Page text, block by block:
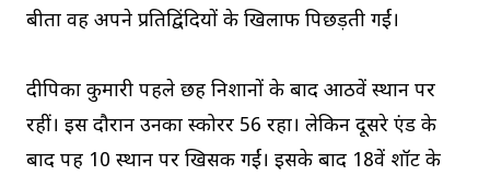
बीता वह अपने प्रतिद्विंदियों के खिलाफ पिछड़ती गईं।
दीपिका कुमारी पहले छह निशानों के बाद आठवें स्थान पर
रहीं। इस दौरान उनका स्कोरर 56 रहा। लेकिन दूसरे एंड के
बाद पह 10 स्थान पर खिसक गईं। इसके बाद 18वें शॉट के